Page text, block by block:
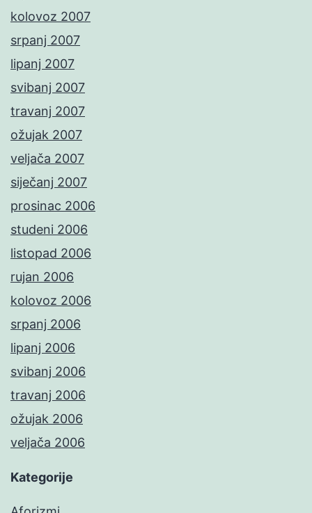
kolovoz 2007
srpanj 2007
lipanj 2007
svibanj 2007
travanj 2007
ožujak 2007
veljača 2007
siječanj 2007
prosinac 2006
studeni 2006
listopad 2006
rujan 2006
kolovoz 2006
srpanj 2006
lipanj 2006
svibanj 2006
travanj 2006
ožujak 2006
veljača 2006
Kategorije